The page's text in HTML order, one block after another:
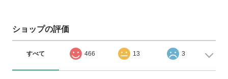
ショップの評価
すべて 466 13 3